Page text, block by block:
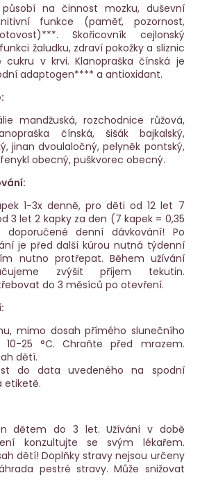
na činnost mozku, duševní
funkce (paměť, pozornost,
Skořicovník cejlonský
žaludku, zdraví pokožky a sliznic
v krvi. Klanopraška čínská je
adaptogen**** a antioxidant.
mandžuská, rozchodnice růžová,
čínská, šišák bajkalský,
jinan dvoulaločný, pelyněk pontský,
obecný, puškvorec obecný.
1-3x denně, pro děti od 12 let 7
3 let 2 kapky za den (7 kapek = 0,35
doporučené denní dávkování! Po
je před další kúrou nutná týdenní
nutno protřepat. Během užívání
zvýšit příjem tekutin.
do 3 měsíců po otevření.
mimo dosah přímého slunečního
25 °C. Chraňte před mrazem.
dětí.
do data uvedeného na spodní
etiketě.
dětem do 3 let. Užívání v době
konzultujte se svým lékařem.
dětí! Doplňky stravy nejsou určeny
pestré stravy. Může snižovat